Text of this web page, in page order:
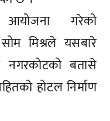
आयोजना गरेको
मिश्रले यसबारे
नगरकोटको बतासे
होटल निर्माण